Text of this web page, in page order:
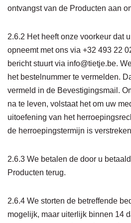
ontvangst van de Producten aan
2.6.2 Het heeft onze voorkeur dat
opneemt met ons via +32 493 22
bericht stuurt via info@tietje.be.
het bestelnummer te vermelden.
vermeld in de Bevestigingsmail.
na te leven, volstaat het om uw
uitoefening van het
de herroepingstermijn is
2.6.3 We betalen de door u
Producten terug.
2.6.4 We storten de betreffende
mogelijk, maar uiterlijk binnen 14